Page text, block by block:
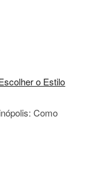
o Estilo
Como